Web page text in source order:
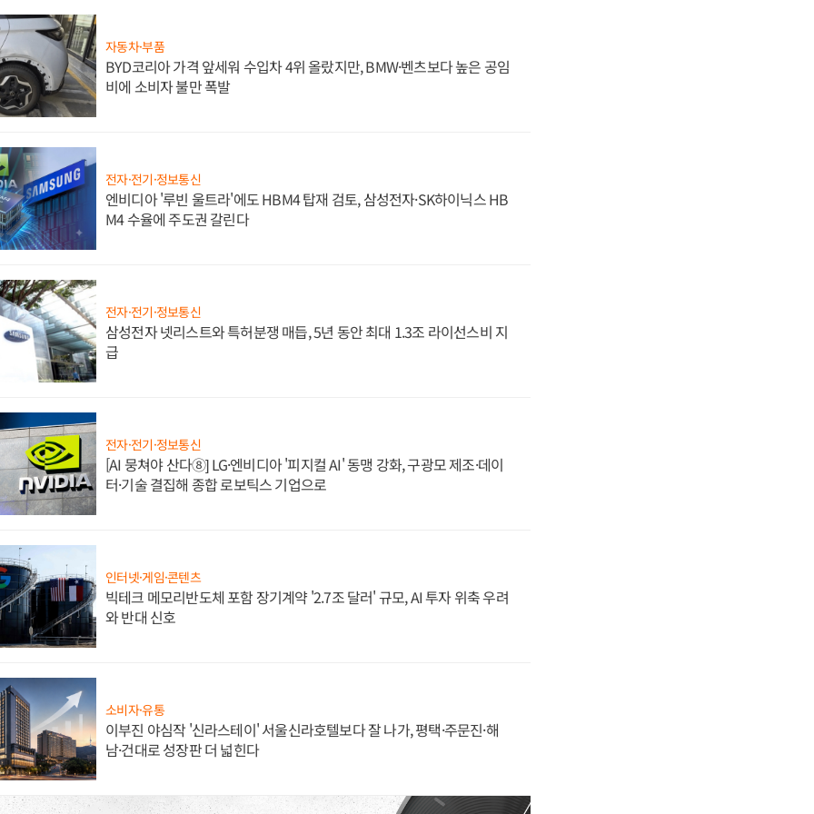
자동차·부품
BYD코리아 가격 앞세워 수입차 4위 올랐지만, BMW·벤츠보다 높은 공임
비에 소비자 불만 폭발
전자·전기·정보통신
엔비디아 '루빈 울트라'에도 HBM4 탑재 검토, 삼성전자·SK하이닉스 HB
M4 수율에 주도권 갈린다
전자·전기·정보통신
삼성전자 넷리스트와 특허분쟁 매듭, 5년 동안 최대 1.3조 라이선스비 지
급
전자·전기·정보통신
[AI 뭉쳐야 산다⑧] LG·엔비디아 '피지컬 AI' 동맹 강화, 구광모 제조·데이
터·기술 결집해 종합 로보틱스 기업으로
인터넷·게임·콘텐츠
빅테크 메모리반도체 포함 장기계약 '2.7조 달러' 규모, AI 투자 위축 우려
와 반대 신호
소비자·유통
이부진 야심작 '신라스테이' 서울신라호텔보다 잘 나가, 평택·주문진·해
남·건대로 성장판 더 넓힌다